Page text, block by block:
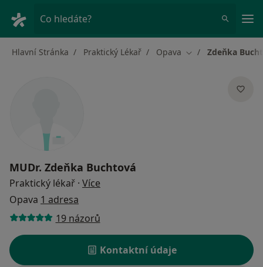
Co hledáte?
Hlavní Stránka Praktický Lékař Opava Změna města
Zdeňka
MUDr. Zdeňka Buchtová
Praktický lékař · Více
Opava 1 adresa
19 názorů
Kontaktní údaje